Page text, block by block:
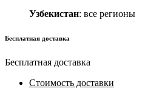
Узбекистан: все регионы
Бесплатная доставка
Бесплатная доставка
Стоимость доставки